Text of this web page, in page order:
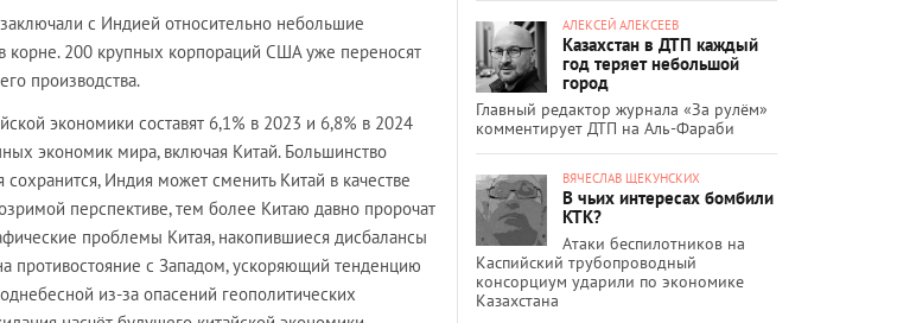
с Индией относительно небольшие
корне. 200 крупных корпораций США уже переносят
производства.
экономики составят 6,1% в 2023 и 6,8% в 2024
экономик мира, включая Китай. Большинство
Индия может сменить Китай в качестве
перспективе, тем более Китаю давно пророчат
проблемы Китая, накопившиеся дисбалансы
противостояние с Западом, ускоряющий тенденцию
из-за опасений геополитических
АЛЕКСЕЙ АЛЕКСЕЕВ
Казахстан в ДТП каждый
год теряет небольшой
город
Главный редактор журнала «За рулём»
комментирует ДТП на Аль-Фараби
ВЯЧЕСЛАВ ЩЕКУНСКИХ
В чьих интересах бомбили
КТК?
Атаки беспилотников на
Каспийский трубопроводный
консорциум ударили по экономике
Казахстана